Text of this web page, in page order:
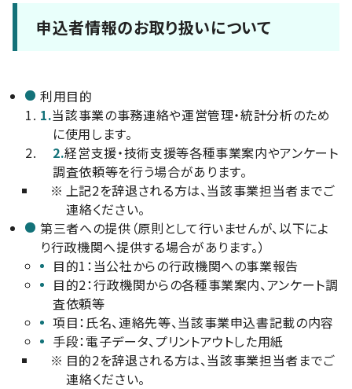
申込者情報のお取り扱いについて
利用目的
1.当該事業の事務連絡や運営管理・統計分析のため
に使用します。
2.経営支援・技術支援等各種事業案内やアンケート
調査依頼等を行う場合があります。
※ 上記2を辞退される方は、当該事業担当者までご
連絡ください。
第三者への提供（原則として行いませんが、以下によ
り行政機関へ提供する場合があります。）
目的1：当公社からの行政機関への事業報告
目的2：行政機関からの各種事業案内、アンケート調
査依頼等
項目：氏名、連絡先等、当該事業申込書記載の内容
手段：電子データ、プリントアウトした用紙
※ 目的2を辞退される方は、当該事業担当者までご
連絡ください。